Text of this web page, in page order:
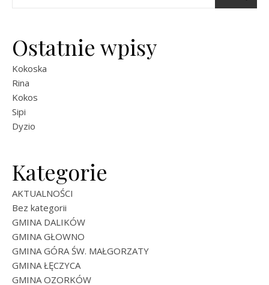
Ostatnie wpisy
Kokoska
Rina
Kokos
Sipi
Dyzio
Kategorie
AKTUALNOŚCI
Bez kategorii
GMINA DALIKÓW
GMINA GŁOWNO
GMINA GÓRA ŚW. MAŁGORZATY
GMINA ŁĘCZYCA
GMINA OZORKÓW